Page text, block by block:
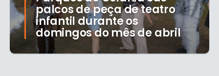
palcos de peça de teatro
infantil durante os
domingos do mês de abril